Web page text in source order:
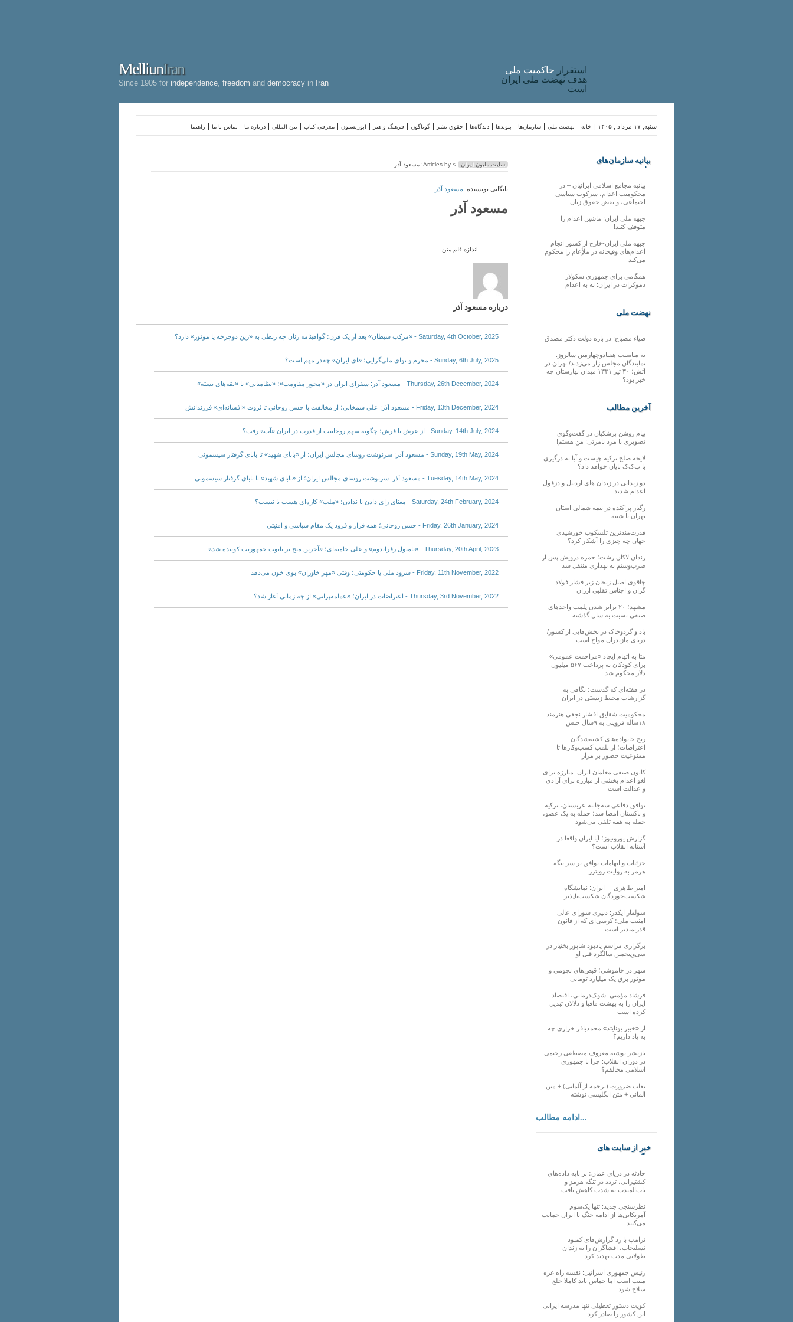
MelliunIran
Since 1905 for independence freedom and democracy in Iran
استقرار حاکميت ملی
هدف نهضت ملی ایران
است
راهنما تماس با ما درباره ما بین المللی معرفی کتاب اپوزیسیون فرهنگ و هنر گوناگون حقوق بشر دیدگاه‌ها پیوندها سازمان‌ها نهضت ملی خانه شنبه, ۱۷ مرداد , ۱۴۰۵ |
سایت ملیون ایران > Articles by: مسعود آذر
بایگانی نویسنده: مسعود آذر
مسعود آذر
اندازه قلم متن
درباره مسعود آذر
Saturday, 4th October, 2025 - «مرکب شیطان» بعد از یک قرن؛ گواهینامه زنان چه ربطی به «زین دوچرخه یا موتور» دارد؟
Sunday, 6th July, 2025 - محرم و نوای ملی‌گرایی؛ «ای ایران» چقدر مهم است؟
Thursday, 26th December, 2024 - مسعود آذر: سفرای ایران در «محور مقاومت»؛ «نظامیانی» با «یقه‌های بسته»
Friday, 13th December, 2024 - مسعود آذر: علی شمخانی؛ از مخالفت با حسن روحانی تا ثروت «افسانه‌ای» فرزندانش
Sunday, 14th July, 2024 - از عرش تا فرش؛ چگونه سهم روحانیت از قدرت در ایران «آب» رفت؟
Sunday, 19th May, 2024 - مسعود آذر: سرنوشت روسای مجالس ایران؛ از «بابای شهید» تا بابای گرفتار سیسمونی
Tuesday, 14th May, 2024 - مسعود آذر: سرنوشت روسای مجالس ایران؛ از «بابای شهید» تا بابای گرفتار سیسمونی
Saturday, 24th February, 2024 - معنای رای دادن یا ندادن؛ «ملت» کاره‌ای هست یا نیست؟
Friday, 26th January, 2024 - حسن روحانی؛ همه فراز و فرود یک مقام سیاسی و امنیتی
Thursday, 20th April, 2023 - «بامبول رفراندوم» و علی خامنه‌ای؛ «آخرین میخ بر تابوت جمهوریت کوبیده شد»
Friday, 11th November, 2022 - سرود ملی یا حکومتی؛ وقتی «مهر خاوران» بوی خون می‌دهد
Thursday, 3rd November, 2022 - اعتراضات در ایران؛ «عمامه‌پرانی» از چه زمانی آغاز شد؟
بیانیه سازمان‌های
ملی
بیانیه مجامع اسلامی ایرانیان – در
محکومیت اعدام، سرکوب سیاسی–
اجتماعی، و نقض حقوق زنان
جبهه ملی ایران: ماشین اعدام را
متوقف کنید!
جبهه ملی ایران-خارج از کشور انجام
اعدام‌های وقیحانه در ملأِعام را محکوم
می‌کند
همگامی برای جمهوری سکولار
دموکرات در ایران: نه به اعدام
نهضت ملی
ضیاء مصباح: در باره دولت دکتر مصدق
به مناسبت هفتادوچهارمین سالروز:
نمایندگان مجلس زار می‌زدند/ تهران در
آتش؛ ۳۰ تیر ۱۳۳۱ میدان بهارستان چه
خبر بود؟
آخرین مطالب
پیام روشن پزشکیان در گفت‌و‌گوی
تصویری با مرد نامرئی: من هستم!
لایحه صلح ترکیه چیست و آیا به درگیری
با پ‌ک‌ک پایان خواهد داد؟
دو زندانی در زندان های اردبیل و دزفول
اعدام شدند
رگبار پراکنده در نیمه شمالی استان
تهران تا شنبه
قدرت‌مندترین تلسکوپ خورشیدی
جهان چه چیزی را آشکار کرد؟
زندان لاکان رشت؛ حمزه درویش پس از
ضرب‌وشتم به بهداری منتقل شد
چاقوی اصیل زنجان زیر فشار فولاد
گران و اجناس تقلبی ارزان
مشهد؛ ۲۰ برابر شدن پلمب واحدهای
صنفی نسبت به سال گذشته
باد و گردوخاک در بخش‌هایی از کشور/
دریای مازندران مواج است
متا به اتهام ایجاد «مزاحمت عمومی»
برای کودکان به پرداخت ۵۶۷ میلیون
دلار محکوم شد
در هفته‌ای که گذشت؛ نگاهی به
گزارشات محیط زیستی در ایران
محکومیت شقایق افشار نجفی هنرمند
۱۸ساله قزوینی به ۹سال حبس
رنج خانواده‌های کشته‌شدگان
اعتراضات؛ از پلمب کسب‌وکارها تا
ممنوعیت حضور بر مزار
کانون صنفی معلمان ایران: مبارزه برای
لغو اعدام بخشی از مبارزه برای آزادی
و عدالت است
توافق دفاعی سه‌جانبه عربستان، ترکیه
و پاکستان امضا شد؛ حمله به یک عضو،
حمله به همه تلقی می‌شود
گزارش یورونیوز؛ آیا ایران واقعا در
آستانه انقلاب است؟
جزئیات و ابهامات توافق بر سر تنگه
هرمز به روایت رویترز
امیر طاهری – ایران: نمایشگاه
شکست‌خوردگان شکست‌ناپذیر
سولماز ایکدر: دبیری شورای عالی
امنیت ملی؛ کرسی‌ای که از قانون
قدرتمندتر است
برگزاری مراسم یادبود شاپور بختیار در
سی‌وپنجمین سالگرد قتل او
شهر در خاموشی؛ قبض‌های نجومی و
موتور برق یک میلیارد تومانی
فرشاد مؤمنی: شوک‌درمانی، اقتصاد
ایران را به بهشت مافیا و دلالان تبدیل
کرده است
از «خیبر یونایتد» محمدباقر خرازی چه
به یاد داریم؟
بازنشر نوشته معروف مصطفی رحیمی
در دوران انقلاب: چرا با جمهوری
اسلامی مخالفم؟
نقاب ضرورت (ترجمه از آلمانی) + متن
آلمانی + متن انگلیسی نوشته
ادامه مطالب...
خبر از سایت های
دیگر
حادثه در دریای عمان؛ بر پایه داده‌های
کشتیرانی، تردد در تنگه هرمز و
باب‌المندب به شدت کاهش یافت
نظرسنجی جدید: تنها یک‌سوم
آمریکایی‌ها از ادامه جنگ با ایران حمایت
می‌کنند
ترامپ با رد گزارش‌های کمبود
تسلیحات، افشاگران را به زندان
طولانی مدت تهدید کرد
رئیس‌ جمهوری اسرائیل: نقشه راه غزه
مثبت است اما حماس باید کاملا خلع
سلاح شود
کویت دستور تعطیلی تنها مدرسه ایرانی
این کشور را صادر کرد